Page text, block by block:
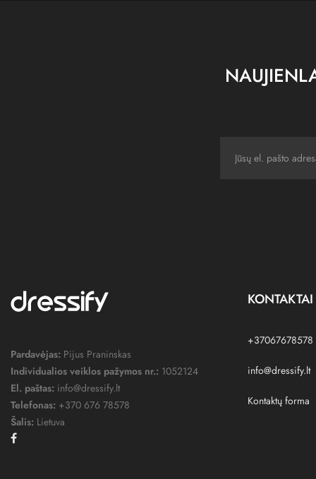
Pardavėjas: Pijus Praninskas
Individualios veiklos pažymos nr.: 1052124
El. paštas: info@dressify.lt
Telefonas: +370 676 78578
Šalis: Lietuva
KONTAKTAI
+37067678578
info@dressify.lt
Kontaktų forma